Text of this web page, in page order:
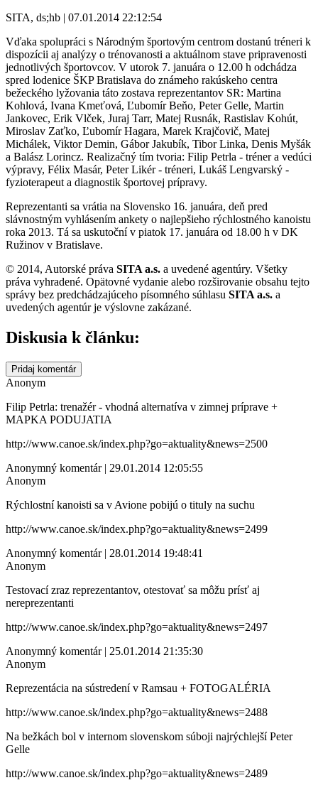
SITA, ds;hb | 07.01.2014 22:12:54
Vďaka spolupráci s Národným športovým centrom dostanú tréneri k
dispozícii aj analýzy o trénovanosti a aktuálnom stave pripravenosti
jednotlivých športovcov. V utorok 7. januára o 12.00 h odchádza
spred lodenice ŠKP Bratislava do známeho rakúskeho centra
bežeckého lyžovania táto zostava reprezentantov SR: Martina
Kohlová, Ivana Kmeťová, Ľubomír Beňo, Peter Gelle, Martin
Jankovec, Erik Vlček, Juraj Tarr, Matej Rusnák, Rastislav Kohút,
Miroslav Zaťko, Ľubomír Hagara, Marek Krajčovič, Matej
Michálek, Viktor Demin, Gábor Jakubík, Tibor Linka, Denis Myšák
a Balász Lorincz. Realizačný tím tvoria: Filip Petrla - tréner a vedúci
výpravy, Félix Masár, Peter Likér - tréneri, Lukáš Lengvarský -
fyzioterapeut a diagnostik športovej prípravy.
Reprezentanti sa vrátia na Slovensko 16. januára, deň pred
slávnostným vyhlásením ankety o najlepšieho rýchlostného kanoistu
roka 2013. Tá sa uskutoční v piatok 17. januára od 18.00 h v DK
Ružinov v Bratislave.
© 2014, Autorské práva SITA a.s. a uvedené agentúry. Všetky
práva vyhradené. Opätovné vydanie alebo rozširovanie obsahu tejto
správy bez predchádzajúceho písomného súhlasu SITA a.s. a
uvedených agentúr je výslovne zakázané.
Diskusia k článku:
Pridaj komentár
Anonym
Filip Petrla: trenažér - vhodná alternatíva v zimnej príprave +
MAPKA PODUJATIA
http://www.canoe.sk/index.php?go=aktuality&news=2500
Anonymný komentár | 29.01.2014 12:05:55
Anonym
Rýchlostní kanoisti sa v Avione pobijú o tituly na suchu
http://www.canoe.sk/index.php?go=aktuality&news=2499
Anonymný komentár | 28.01.2014 19:48:41
Anonym
Testovací zraz reprezentantov, otestovať sa môžu prísť aj
nereprezentanti
http://www.canoe.sk/index.php?go=aktuality&news=2497
Anonymný komentár | 25.01.2014 21:35:30
Anonym
Reprezentácia na sústredení v Ramsau + FOTOGALÉRIA
http://www.canoe.sk/index.php?go=aktuality&news=2488
Na bežkách bol v internom slovenskom súboji najrýchlejší Peter
Gelle
http://www.canoe.sk/index.php?go=aktuality&news=2489